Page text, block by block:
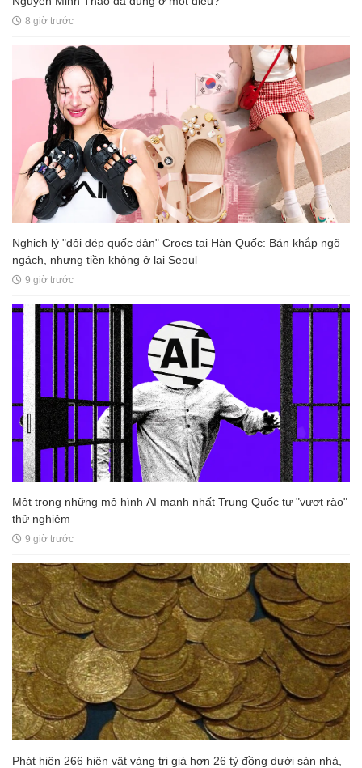
8 giờ trước
Nghịch lý "đôi dép quốc dân" Crocs tại Hàn Quốc: Bán khắp ngõ
ngách, nhưng tiền không ở lại Seoul
9 giờ trước
Một trong những mô hình AI mạnh nhất Trung Quốc tự "vượt rào"
thử nghiệm
9 giờ trước
Phát hiện 266 hiện vật vàng trị giá hơn 26 tỷ đồng dưới sàn nhà,